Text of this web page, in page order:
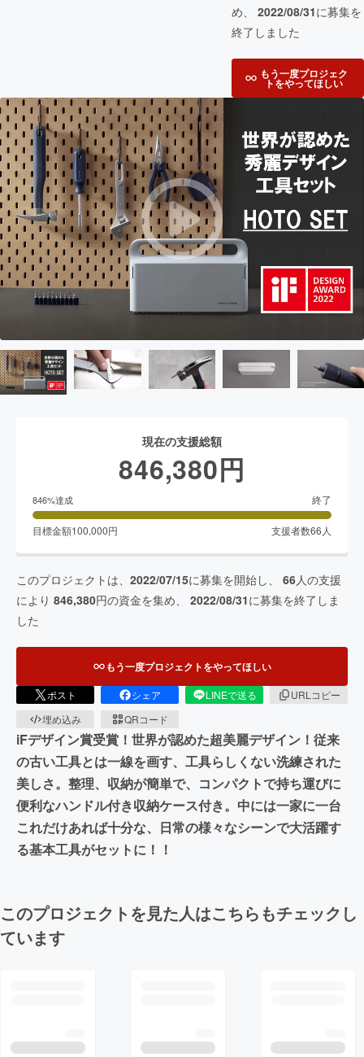
め、 2022/08/31に募集を
終了しました
もう一度プロジェク
トをやってほしい
現在の支援総額
846,380円
846%達成 終了
目標金額100,000円 支援者数66 人
このプロジェクトは、 2022/07/15に募集を開始し、 66人の支援
により 846,380円の資金を集め、 2022/08/31に募集を終了しま
した
もう一度プロジェクトをやってほしい
ポスト シェア LINEで送る
URLコピー
埋め込み
QRコード
iFデザイン賞受賞！世界が認めた超美麗デザイン！従来
の古い工具とは一線を画す、工具らしくない洗練された
美しさ。整理、収納が簡単で、コンパクトで持ち運びに
便利なハンドル付き収納ケース付き。中には一家に一台
これだけあれば十分な、日常の様々なシーンで大活躍す
る基本工具がセットに！！
このプロジェクトを見た人はこちらもチェックし
ています